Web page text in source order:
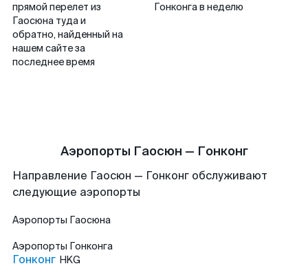
прямой перелет из
Гаосюна туда и
обратно, найденный на
нашем сайте за
последнее время
Гонконга в неделю
Аэропорты Гаосюн — Гонконг
Направление Гаосюн — Гонконг обслуживают
следующие аэропорты
Аэропорты Гаосюна
Аэропорты Гонконга
Гонконг HKG